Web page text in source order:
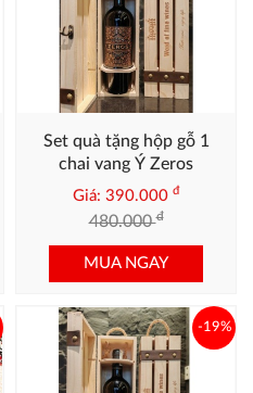
Set quà tặng hộp gỗ 1
chai vang Ý Zeros
Giá: 390.000 đ
480.000đ
MUA NGAY
-19%